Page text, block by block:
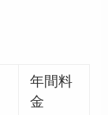
年間料
金